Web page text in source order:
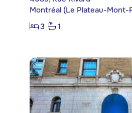
Montréal (Le Plateau-Mont-
3
1